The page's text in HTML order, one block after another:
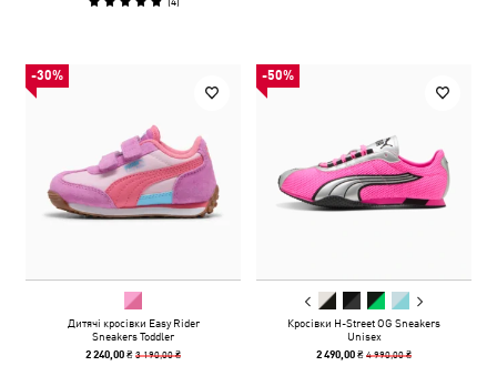
-30%
Дитячі кросівки Easy Rider
Sneakers Toddler
2 240,00 ₴3 190,00 ₴
-50%
Кросівки H-Street OG Sneakers
Unisex
2 490,00 ₴4 990,00 ₴